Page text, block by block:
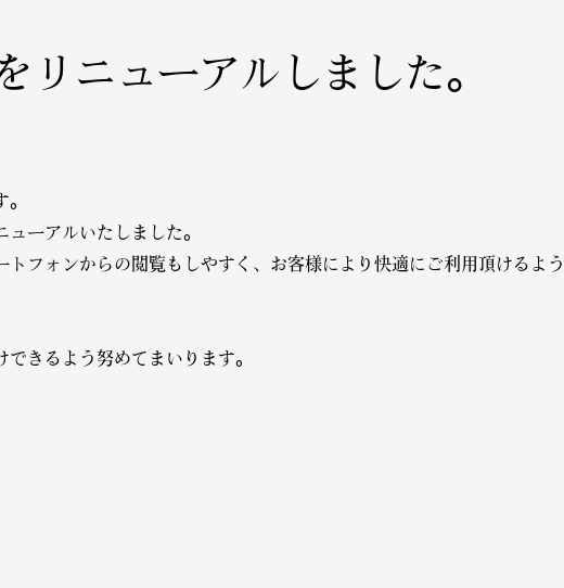
リニューアルしました。
ーアルいたしました。
トフォンからの閲覧もしやすく、お客様により快適にご利用頂けるよう
きるよう努めてまいります。